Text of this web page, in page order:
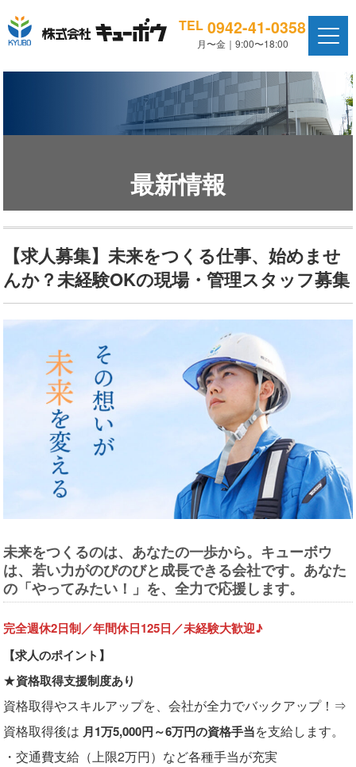
TEL 0942-41-0358
月〜金｜9:00〜18:00
最新情報
【求人募集】未来をつくる仕事、始めませ
んか？未経験OKの現場・管理スタッフ募集
未来をつくるのは、あなたの一歩から。キューボウ
は、若い力がのびのびと成長できる会社です。あなた
の「やってみたい！」を、全力で応援します。
完全週休2日制／年間休日125日／未経験大歓迎♪
【求人のポイント】
★資格取得支援制度あり
資格取得やスキルアップを、会社が全力でバックアップ！ ⇒
資格取得後は 月1万5,000円～6万円の資格手当を支給します。
・交通費支給（上限2万円）など各種手当が充実